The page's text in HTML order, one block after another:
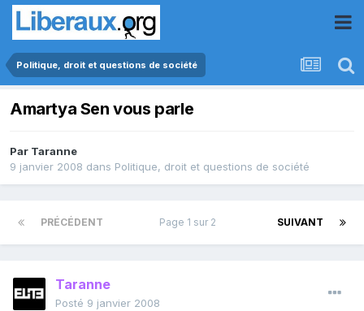
Politique, droit et questions de société
Amartya Sen vous parle
Par Taranne
9 janvier 2008 dans Politique, droit et questions de société
PRÉCÉDENT SUIVANT
Page 1 sur 2
Taranne
Posté 9 janvier 2008